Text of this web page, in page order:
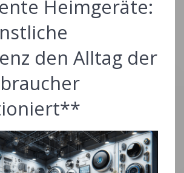
Heimgeräte:
den Alltag der